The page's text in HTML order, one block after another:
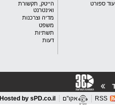
עוד ספורט
הייטק, תקשורת
ואינטרנט
מדיה וצרכנות
משפט
תשתיות
דעות
RSS אקו"ם Hosted by sPD.co.il